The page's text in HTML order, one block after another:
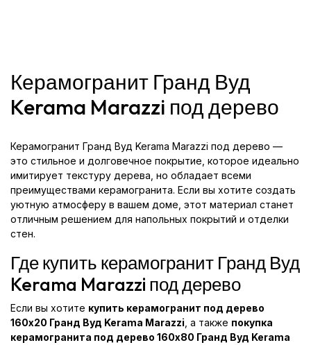
Керамогранит Гранд Вуд
Kerama Marazzi под дерево
Керамогранит Гранд Вуд Kerama Marazzi под дерево —
это стильное и долговечное покрытие, которое идеально
имитирует текстуру дерева, но обладает всеми
преимуществами керамогранита. Если вы хотите создать
уютную атмосферу в вашем доме, этот материал станет
отличным решением для напольных покрытий и отделки
стен.
Где купить керамогранит Гранд Вуд
Kerama Marazzi под дерево
Если вы хотите купить керамогранит под дерево
160x20 Гранд Вуд Kerama Marazzi, а также покупка
керамогранита под дерево 160x80 Гранд Вуд Kerama